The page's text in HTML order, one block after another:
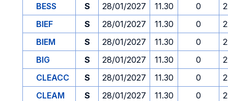
BESS
S 28/01/2027 11.30 0
BIEF
S 28/01/2027 11.30 0
BIEM
S 28/01/2027 11.30 0
BIG
S 28/01/2027 11.30 0
CLEACC
S 28/01/2027 11.30 0
CLEAM
S 28/01/2027 11.30 0